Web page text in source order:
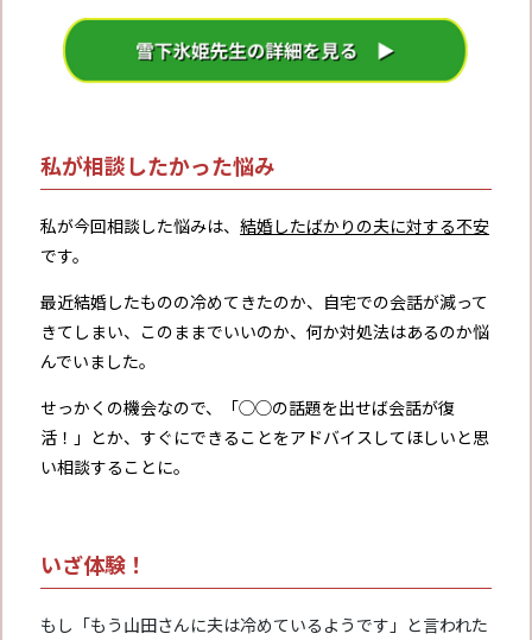
私が相談したかった悩み
私が今回相談した悩みは、 結婚したばかりの夫に対する不安
です。
最近結婚したものの冷めてきたのか、自宅での会話が減って
きてしまい、このままでいいのか、何か対処法はあるのか悩
んでいました。
せっかくの機会なので、「◯◯の話題を出せば会話が復
活！」とか、すぐにできることをアドバイスしてほしいと思
い相談することに。
いざ体験！
もし「もう山田さんに夫は冷めているようです」と言われた